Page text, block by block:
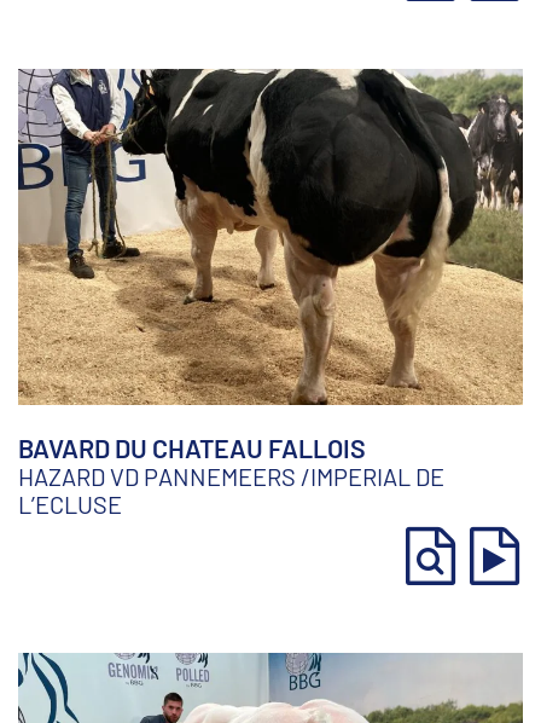
BAVARD DU CHATEAU FALLOIS
HAZARD VD PANNEMEERS /IMPERIAL DE
L’ECLUSE